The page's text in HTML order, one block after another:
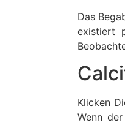
Das
existiert
Klicken
Wenn